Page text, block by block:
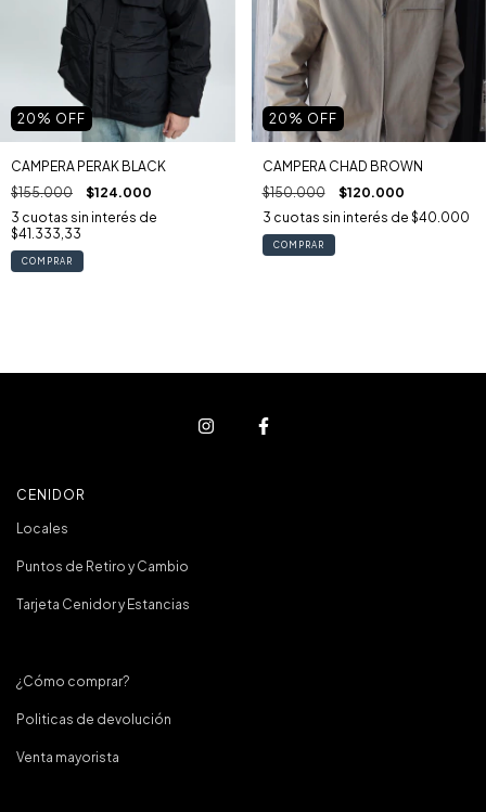
20 % OFF
CAMPERA PERAK BLACK
$155.000
$124.000
3 cuotas sin interés de
$41.333,33
COMPRAR
20 % OFF
CAMPERA CHAD BROWN
$150.000
$120.000
3 cuotas sin interés de $40.000
COMPRAR
CENIDOR
Locales
Puntos de Retiro y Cambio
Tarjeta Cenidor y Estancias
¿Cómo comprar?
Politicas de devolución
Venta mayorista